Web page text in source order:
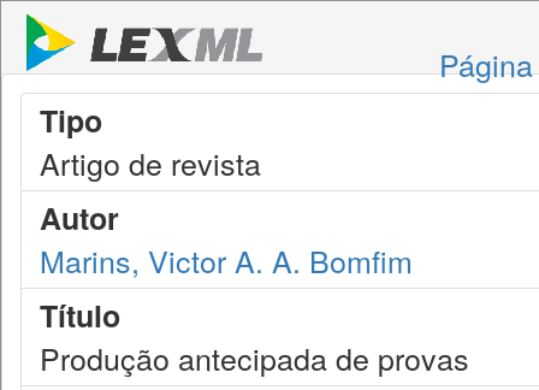
Tipo
Artigo de revista
Autor
Marins, Victor A. A. Bomfim
Título
Produção antecipada de provas